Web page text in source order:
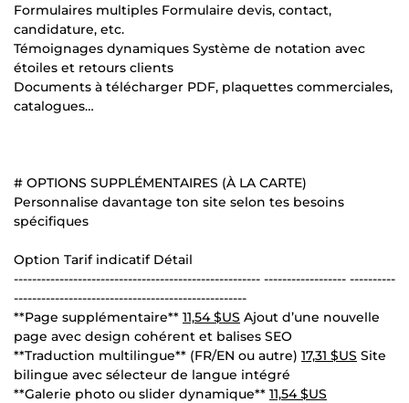
Formulaires multiples Formulaire devis, contact,
candidature, etc.
Témoignages dynamiques Système de notation avec
étoiles et retours clients
Documents à télécharger PDF, plaquettes commerciales,
catalogues…
# OPTIONS SUPPLÉMENTAIRES (À LA CARTE)
Personnalise davantage ton site selon tes besoins
spécifiques
Option Tarif indicatif Détail
------------------------------------------------------ ------------------ ----------
---------------------------------------------------
**Page supplémentaire** 11,54 $US Ajout d’une nouvelle
page avec design cohérent et balises SEO
**Traduction multilingue** (FR/EN ou autre) 17,31 $US Site
bilingue avec sélecteur de langue intégré
**Galerie photo ou slider dynamique** 11,54 $US